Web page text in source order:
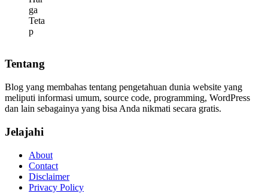
Tentang
Blog yang membahas tentang pengetahuan dunia website yang
meliputi informasi umum, source code, programming, WordPress
dan lain sebagainya yang bisa Anda nikmati secara gratis.
Jelajahi
About
Contact
Disclaimer
Privacy Policy